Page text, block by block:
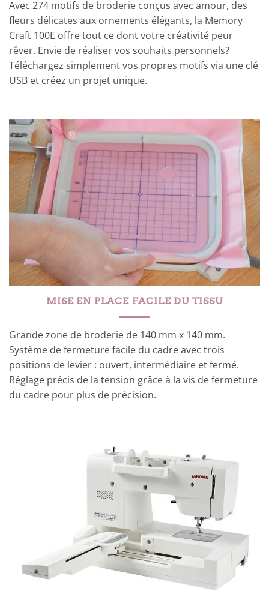
Avec 274 motifs de broderie conçus avec amour, des
fleurs délicates aux ornements élégants, la Memory
Craft 100E offre tout ce dont votre créativité peur
rêver. Envie de réaliser vos souhaits personnels?
Téléchargez simplement vos propres motifs via une clé
USB et créez un projet unique.
MISE EN PLACE FACILE DU TISSU
Grande zone de broderie de 140 mm x 140 mm.
Système de fermeture facile du cadre avec trois
positions de levier : ouvert, intermédiaire et fermé.
Réglage précis de la tension grâce à la vis de fermeture
du cadre pour plus de précision.